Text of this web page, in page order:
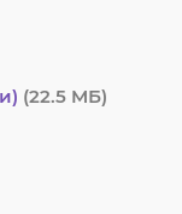
(22.5 MБ)